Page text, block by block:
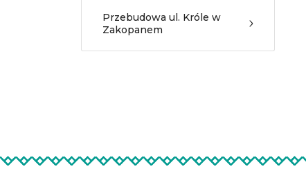
Przebudowa ul. Króle w
Zakopanem